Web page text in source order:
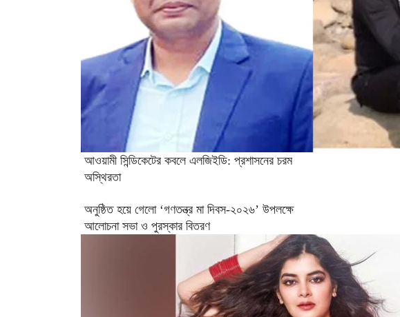
‎আওয়ামী সিন্ডিকেটের কবলে এলজিইডি: প্রশাসনের চরম
অস্থিরতা
অনুষ্ঠিত হয়ে গেলো ‘গণতন্ত্র মা দিবস-২০২৬’ উপলক্ষে
আলোচনা সভা ও পুরস্কার বিতরণ